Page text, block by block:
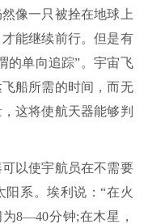
像一只被拴在地球上
能继续前行。但是有
的单向追踪”。宇宙飞
船所需的时间，而无
这将使航天器能够判
以使宇航员在不需要
系。埃利说：“在火
8—40分钟;在木星，